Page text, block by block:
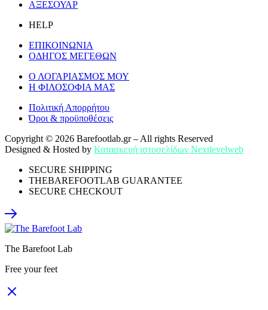
ΑΞΕΣΟΥΑΡ
HELP
ΕΠΙΚΟΙΝΩΝΙΑ
ΟΔΗΓΟΣ ΜΕΓΕΘΩΝ
Ο ΛΟΓΑΡΙΑΣΜΟΣ ΜΟΥ
Η ΦΙΛΟΣΟΦΙΑ ΜΑΣ
Πολιτική Απορρήτου
Όροι & προϋποθέσεις
Copyright © 2026 Barefootlab.gr – All rights Reserved
Designed & Hosted by Κατασκευή ιστοσελίδων Nextlevelweb
SECURE SHIPPING
THEBAREFOOTLAB GUARANTEE
SECURE CHECKOUT
The Barefoot Lab
Free your feet